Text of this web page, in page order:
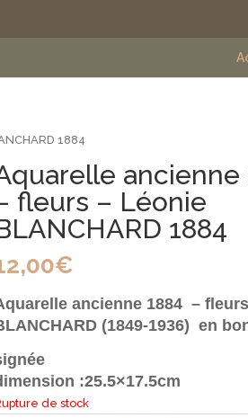
1884
ancienne
fleurs – Léonie
1884
€
ancienne 1884 –
(1849-1936) en
:25.5×17.5cm
de stock